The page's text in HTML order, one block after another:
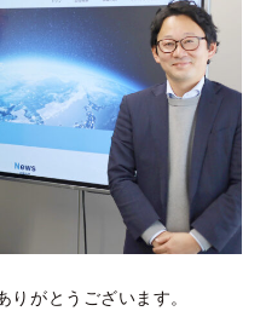
がとうございます。